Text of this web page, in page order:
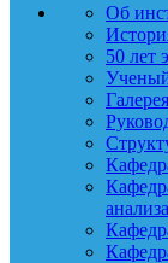
Об
50 лет